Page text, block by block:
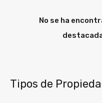
No se ha
Tipos de